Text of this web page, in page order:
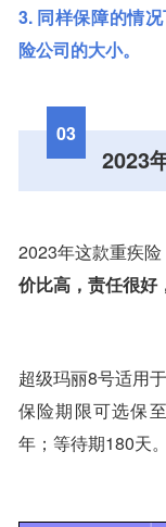
3. 同样保障的情
险公司的大小。
03
2023
2023年这款重疾
价比高，责任很好
超级玛丽8号适用
保险期限可选保
年；等待期180天。